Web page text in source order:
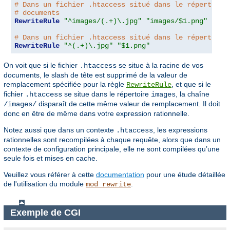
# Dans un fichier .htaccess situé dans le répertoire
# documents
RewriteRule
"^images/(.+)\.jpg"
"images/$1.png"
# Dans un fichier .htaccess situé dans le répertoire
RewriteRule
"^(.+)\.jpg" "$1.png"
On voit que si le fichier .htaccess se situe à la racine de vos
documents, le slash de tête est supprimé de la valeur de
remplacement spécifiée pour la règle RewriteRule, et que si le
fichier .htaccess se situe dans le répertoire images, la chaîne
/images/ disparaît de cette même valeur de remplacement. Il doit
donc en être de même dans votre expression rationnelle.
Notez aussi que dans un contexte .htaccess, les expressions
rationnelles sont recompilées à chaque requête, alors que dans un
contexte de configuration principale, elle ne sont compilées qu’une
seule fois et mises en cache.
Veuillez vous référer à cette documentation pour une étude détaillée
de l'utilisation du module mod_rewrite.
Exemple de CGI